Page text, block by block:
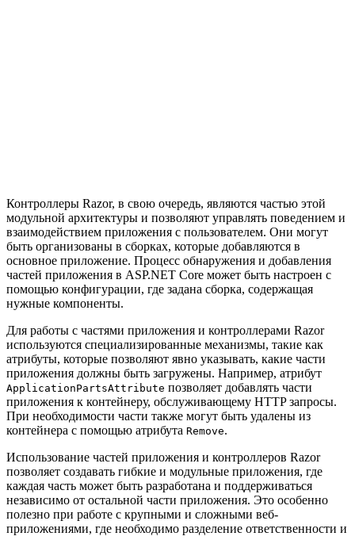
Контроллеры Razor, в свою очередь, являются частью этой
модульной архитектуры и позволяют управлять поведением и
взаимодействием приложения с пользователем. Они могут
быть организованы в сборках, которые добавляются в
основное приложение. Процесс обнаружения и добавления
частей приложения в ASP.NET Core может быть настроен с
помощью конфигурации, где задана сборка, содержащая
нужные компоненты.
Для работы с частями приложения и контроллерами Razor
используются специализированные механизмы, такие как
атрибуты, которые позволяют явно указывать, какие части
приложения должны быть загружены. Например, атрибут
ApplicationPartsAttribute позволяет добавлять части
приложения к контейнеру, обслуживающему HTTP запросы.
При необходимости части также могут быть удалены из
контейнера с помощью атрибута Remove.
Использование частей приложения и контроллеров Razor
позволяет создавать гибкие и модульные приложения, где
каждая часть может быть разработана и поддерживаться
независимо от остальной части приложения. Это особенно
полезно при работе с крупными и сложными веб-
приложениями, где необходимо разделение ответственности и